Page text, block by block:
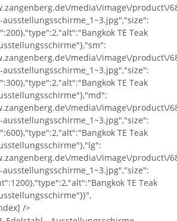
media\/image\/product\/
TE Teak
media\/image\/product\/
TE Teak
media\/image\/product\/
TE Teak
media\/image\/product\/
TE Teak
/>